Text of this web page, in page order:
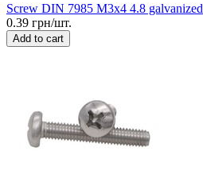
Screw DIN 7985 M3x4 4.8 galvanized
0.39 грн/шт.
Add to cart